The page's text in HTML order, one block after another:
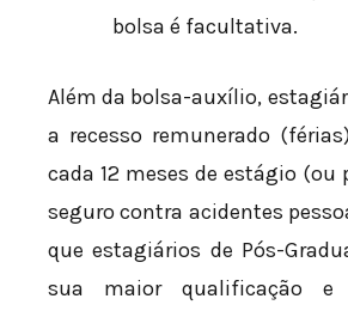
bolsa é facultativa.
Além da bolsa-auxílio,
a recesso remunerado
cada 12 meses de estágio (ou
seguro contra acidentes
que estagiários de Pós-
sua maior qualificação e